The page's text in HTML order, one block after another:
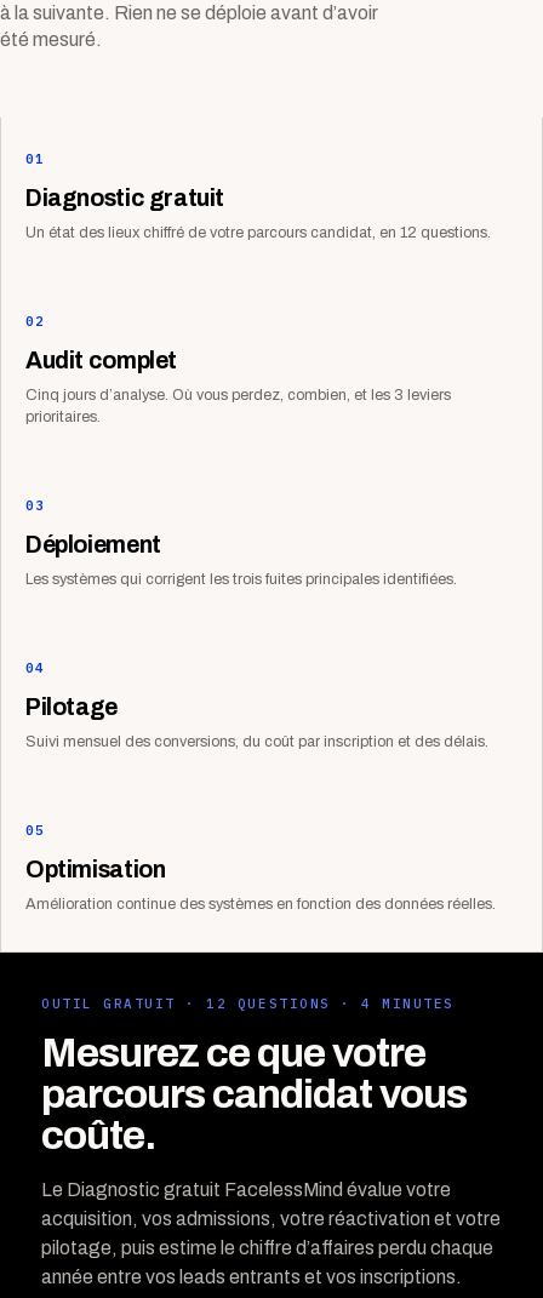
à la suivante. Rien ne se déploie avant d’avoir
été mesuré.
01
Diagnostic gratuit
Un état des lieux chiffré de votre parcours candidat, en 12 questions.
02
Audit complet
Cinq jours d’analyse. Où vous perdez, combien, et les 3 leviers
prioritaires.
03
Déploiement
Les systèmes qui corrigent les trois fuites principales identifiées.
04
Pilotage
Suivi mensuel des conversions, du coût par inscription et des délais.
05
Optimisation
Amélioration continue des systèmes en fonction des données réelles.
OUTIL GRATUIT · 12 QUESTIONS · 4 MINUTES
Mesurez ce que votre
parcours candidat vous
coûte.
Le Diagnostic gratuit FacelessMind évalue votre
acquisition, vos admissions, votre réactivation et votre
pilotage, puis estime le chiffre d’affaires perdu chaque
année entre vos leads entrants et vos inscriptions.